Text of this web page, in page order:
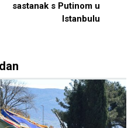
sastanak s Putinom u
Istanbulu